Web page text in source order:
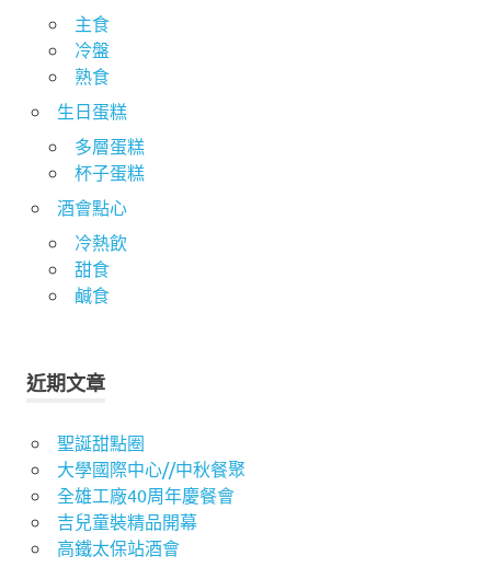
主食
冷盤
熟食
生日蛋糕
多層蛋糕
杯子蛋糕
酒會點心
冷熱飲
甜食
鹹食
近期文章
聖誕甜點圈
大學國際中心//中秋餐聚
全雄工廠40周年慶餐會
吉兒童裝精品開幕
高鐵太保站酒會